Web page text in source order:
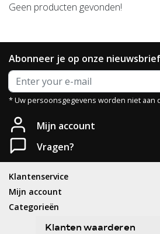
Geen producten gevonden!
Abonneer je op onze nieuwsbrief
* Uw persoonsgegevens worden niet aan
Mijn account
Vragen?
Klantenservice
Mijn account
Categorieën